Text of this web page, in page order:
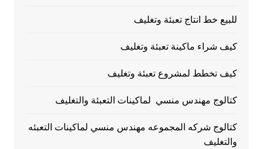
للبيع خط انتاج تعبئة وتغليف
كيف شراء ماكينة تعبئة وتغليف
كيف تخطط لمشروع تعبئة وتغليف
كتالوج مهندس منسي لماكينات التعبئة والتغليف
كتالوج شركه المجموعه مهندس منسي لماكينات التعبئه
والتغليف